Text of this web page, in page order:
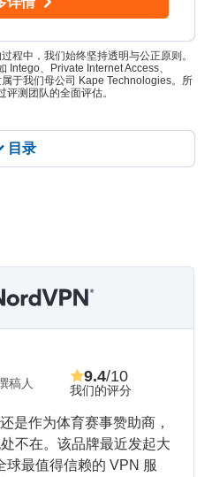
目录
程中，我们始终坚持透明与公正原则。
Intego、Private Internet Access、
于我们母公司 Kape Technologies。所
评测团队的全面评估。
稿人 我们的评分
9.4/10
是作为体育赛事赞助商，
不在。该品牌最近发起大
球最值得信赖的 VPN 服